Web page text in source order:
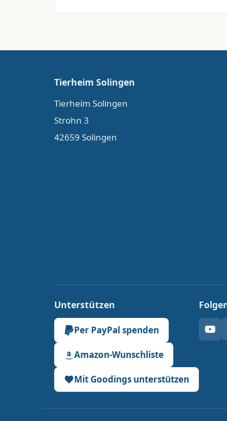
Tierheim Solingen
Tierheim Solingen
Strohn 3
42659 Solingen
Unterstützen
Per PayPal spenden
Amazon-Wunschliste
Mit Goodings unterstützen